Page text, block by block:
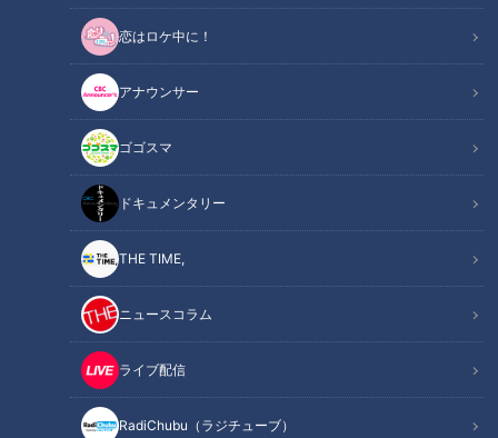
恋はロケ中に！
アナウンサー
ゴゴスマ
ドキュメンタリー
THE TIME,
ニュースコラム
ライブ配信
RadiChubu（ラジチューブ）
身近な健康問題とその改善法を、様々なテーマで紹介する番組
『健康カプセル！ゲンキの時間』。
メインMCに石丸幹二さん、サブMCは坂下千里子さんです。
ドクターは、横浜フロントクリニック 副院長 尾上 梨郁先生で
関連リンク
【動画】エクササイズで免疫力を高めよう！お
今回のテーマは 「〜美味しい季節は危険がいっぱい！〜秋に食
中毒が多い3つの理由」
実は、1年間で食中毒が最も多いのは10月だそうです。そこで
今回は、10月に食中毒が増える３つの理由と食中毒を予防する